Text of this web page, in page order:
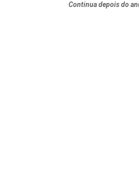
Continua depois do